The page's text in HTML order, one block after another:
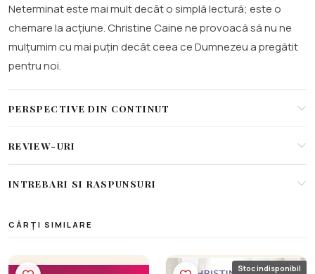
Neterminat este mai mult decât o simplă lectură; este o
chemare la acțiune. Christine Caine ne provoacă să nu ne
mulțumim cu mai puțin decât ceea ce Dumnezeu a pregătit
pentru noi.
PERSPECTIVE DIN CONTINUT
REVIEW-URI
INTREBARI SI RASPUNSURI
CĂRȚI SIMILARE
Stoc indisponibil